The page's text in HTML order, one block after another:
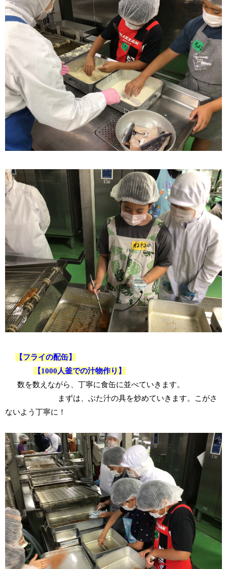
【フライの配缶】
【1000人釜での汁物作り】
数を数えながら、丁寧に食缶に並べていきます。
まずは、ぶた汁の具を炒めていきます。こがさ
ないよう丁寧に！